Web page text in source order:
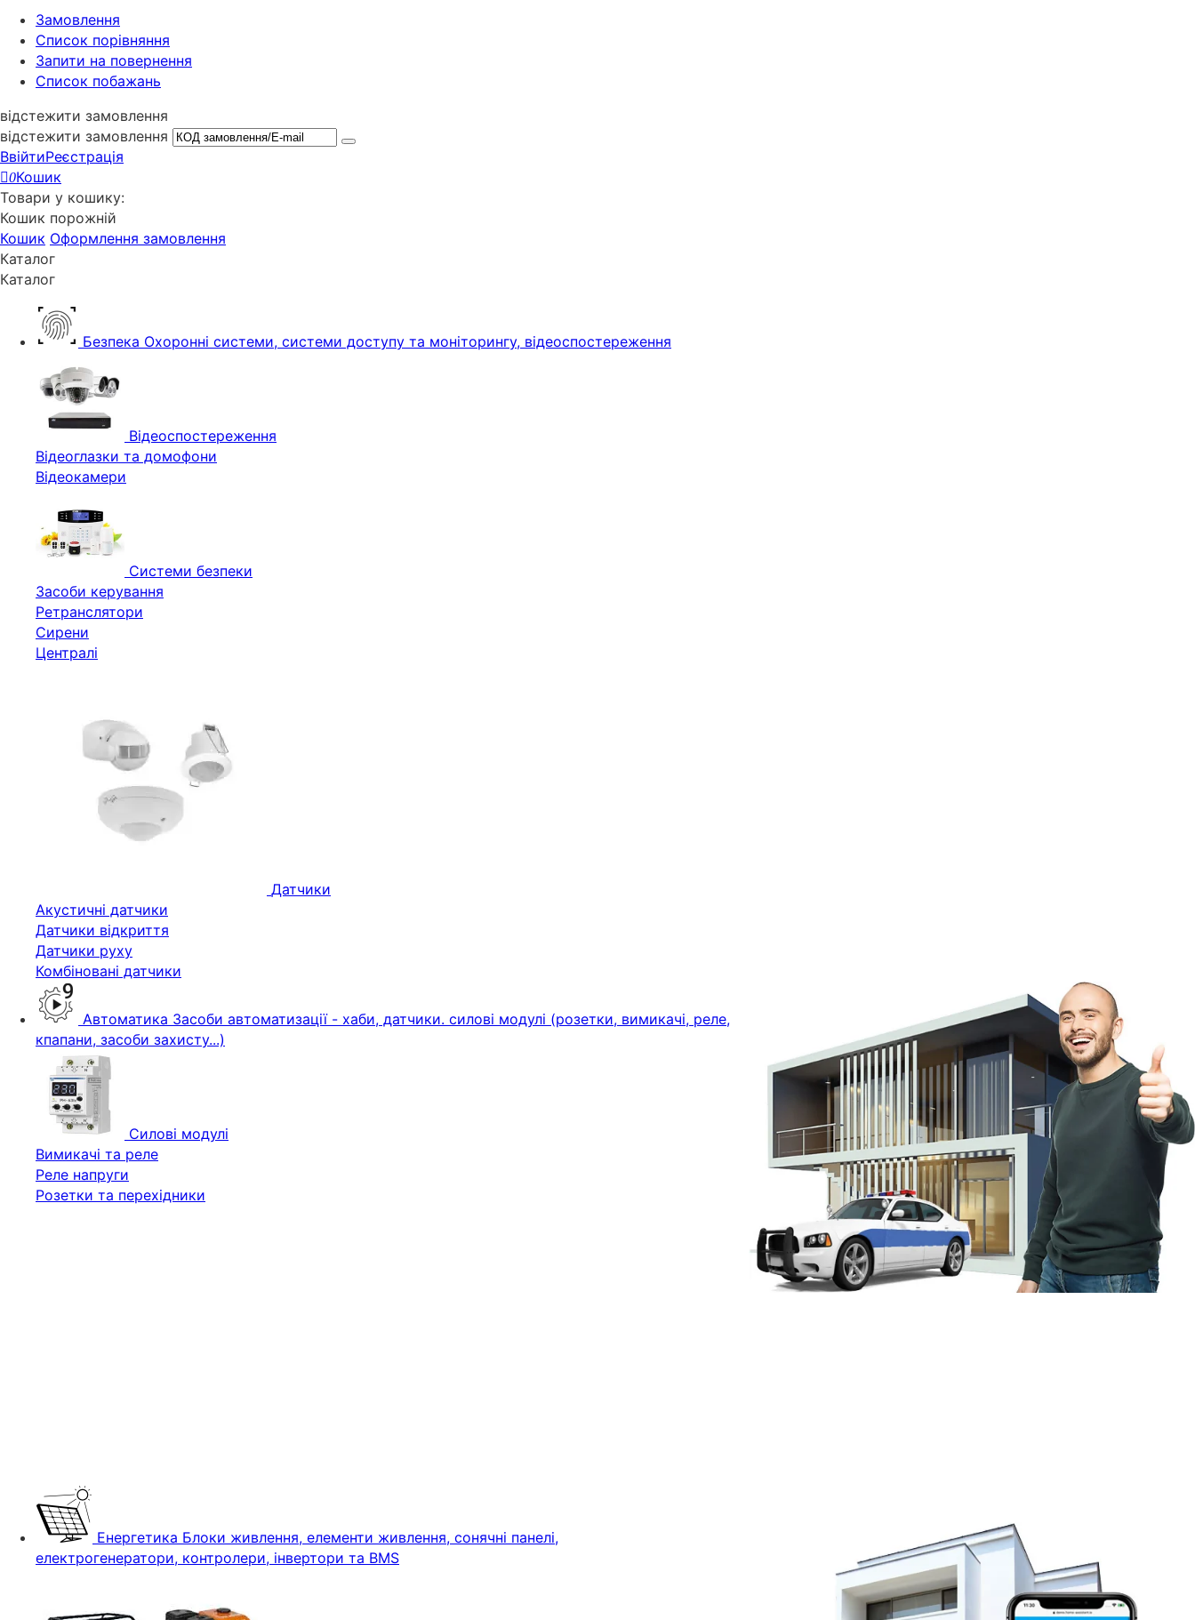
Замовлення
Cписок порівняння
Запити на повернення
Список побажань
відстежити замовлення
відстежити замовлення
ВвійтиРеєстрація
0Кошик
Товари у кошику:
Кошик порожній
Кошик Оформлення замовлення
Каталог
Каталог
Безпека Охоронні системи, системи доступу та моніторингу, відеоспостереження
Відеоспостереження
Відеоглазки та домофони
Відеокамери
Системи безпеки
Засоби керування
Ретранслятори
Сирени
Централі
Датчики
Акустичні датчики
Датчики відкриття
Датчики руху
Комбіновані датчики
Автоматика Засоби автоматизації - хаби, датчики. силові модулі (розетки, вимикачі, реле,
кпапани, засоби захисту...)
Силові модулі
Вимикачі та реле
Реле напруги
Розетки та перехідники
Енергетика Блоки живлення, елементи живлення, сонячні панелі,
електрогенератори, контролери, інвертори та BMS